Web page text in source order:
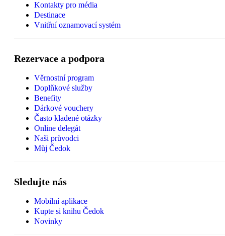
Kontakty pro média
Destinace
Vnitřní oznamovací systém
Rezervace a podpora
Věrnostní program
Doplňkové služby
Benefity
Dárkové vouchery
Často kladené otázky
Online delegát
Naši průvodci
Můj Čedok
Sledujte nás
Mobilní aplikace
Kupte si knihu Čedok
Novinky